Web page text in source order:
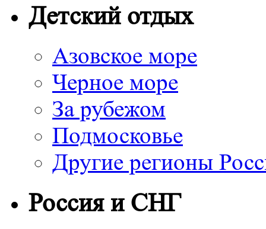
Детский отдых
Азовское море
Черное море
За рубежом
Подмосковье
Другие регионы
Россия и СНГ